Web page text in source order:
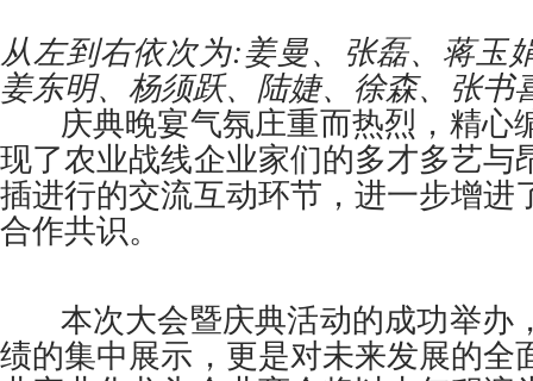
从左到右依次为:姜曼、张磊、蒋玉
姜东明、杨须跃、陆婕、徐森、张书
庆典晚宴气氛庄重而热烈，精心
现了农业战线企业家们的多才多艺与
插进行的交流互动环节，进一步增进
合作共识。
本次大会暨庆典活动的成功举办
绩的集中展示，更是对未来发展的全